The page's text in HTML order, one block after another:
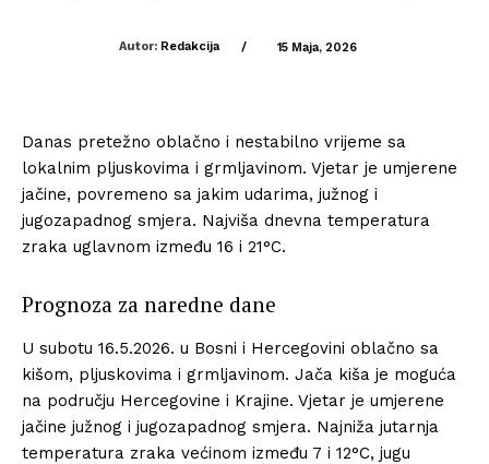
Autor: Redakcija / 15 Maja, 2026
Danas pretežno oblačno i nestabilno vrijeme sa
lokalnim pljuskovima i grmljavinom. Vjetar je umjerene
jačine, povremeno sa jakim udarima, južnog i
jugozapadnog smjera. Najviša dnevna temperatura
zraka uglavnom između 16 i 21°C.
Prognoza za naredne dane
U subotu 16.5.2026. u Bosni i Hercegovini oblačno sa
kišom, pljuskovima i grmljavinom. Jača kiša je moguća
na području Hercegovine i Krajine. Vjetar je umjerene
jačine južnog i jugozapadnog smjera. Najniža jutarnja
temperatura zraka većinom između 7 i 12°C, jugu